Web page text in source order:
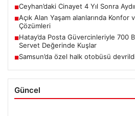
■Ceyhan’daki Cinayet 4 Yıl Sonra
■Açık Alan Yaşam alanlarında Konfor
Çözümleri
■Hatay’da Posta Güvercinleriyle 700
Servet Değerinde Kuşlar
■Samsun’da özel halk otobüsü
Güncel